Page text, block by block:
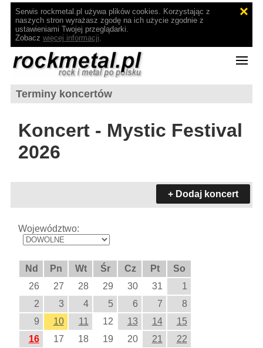
Serwis rockmetal.pl używa plików cookies. Korzystając z
naszych stron wyrażasz zgodę na ich użycie zgodnie z
ustawieniami Twojej przeglądarki.
Zobacz więcej informacji.
Terminy koncertów
Koncert - Mystic Festival
2026
+ Dodaj koncert
Województwo:
Nd Pn Wt Śr Cz Pt
So
26
27 28 29 30 31
1
2
3 4 5 6 7
8
9
10 11 12 13 14
15
16
17 18 19 20 21
22